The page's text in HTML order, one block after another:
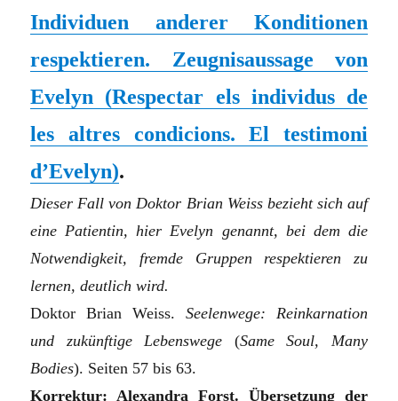
Individuen anderer Konditionen
respektieren. Zeugnisaussage von
Evelyn (Respectar els individus de
les altres condicions. El testimoni
d’Evelyn).
Dieser Fall von Doktor Brian Weiss bezieht sich auf
eine Patientin, hier Evelyn genannt, bei dem die
Notwendigkeit, fremde Gruppen respektieren zu
lernen, deutlich wird.
Doktor Brian Weiss. Seelenwege: Reinkarnation
und zukünftige Lebenswege (Same Soul, Many
Bodies). Seiten 57 bis 63.
Korrektur: Alexandra Forst. Übersetzung der